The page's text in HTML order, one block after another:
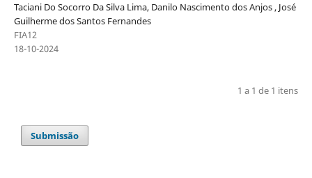
Taciani Do Socorro Da Silva Lima, Danilo Nascimento dos Anjos , José
Guilherme dos Santos Fernandes
FIA12
18-10-2024
1 a 1 de 1 itens
Submissão